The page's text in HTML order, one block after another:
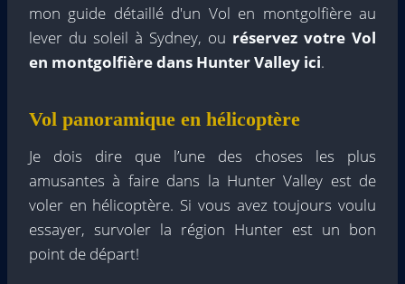
mon guide détaillé d'un Vol en montgolfière au
lever du soleil à Sydney, ou réservez votre Vol
en montgolfière dans Hunter Valley ici.
Vol panoramique en hélicoptère
Je dois dire que l’une des choses les plus
amusantes à faire dans la Hunter Valley est de
voler en hélicoptère. Si vous avez toujours voulu
essayer, survoler la région Hunter est un bon
point de départ!